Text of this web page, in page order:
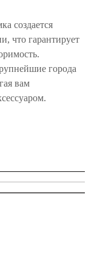
создается
что гарантирует
города
вам